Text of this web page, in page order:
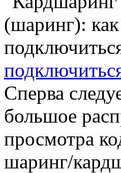
Сперва
большое
просмотра
шаринг/